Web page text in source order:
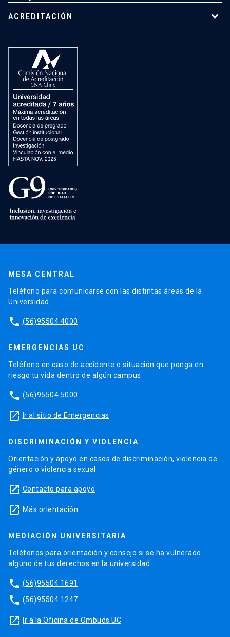
ACREDITACIÓN
MESA CENTRAL
Teléfono para comunicarse con las distintas áreas de la
Universidad.
phone (56)95504 4000
EMERGENCIAS UC
Teléfono en caso de accidente o situación que ponga en
riesgo tu vida dentro de algún campus.
phone (56)95504 5000
launch Ir al sitio de Emergencias
DISCRIMINACIÓN Y VIOLENCIA
Orientación y apoyo en casos de discriminación, violencia de
género o violencia sexual.
launch Contacto para apoyo
launch Más orientación
MEDIACIÓN UNIVERSITARIA
Teléfonos para orientación y consejo si se ha vulnerado
alguno de tus derechos en la universidad.
phone (56)95504 1691
phone (56)95504 1247
launch Ir a la Oficina de Ombuds UC